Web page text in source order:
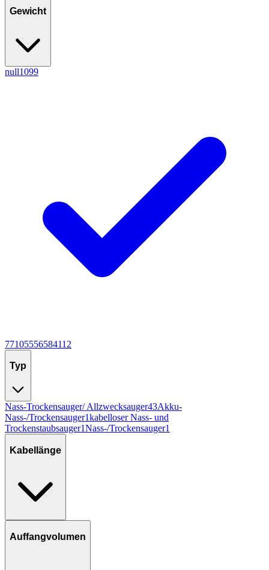
Gewicht
null1099
7710555658411 2
Typ
Nass-Trockensauger/ Allzwecksauger43Akku-
Nass-/Trockensauger1kabelloser Nass- und
Trockenstaubsauger1Nass-/Trockensauger1
Kabellänge
Auffangvolumen